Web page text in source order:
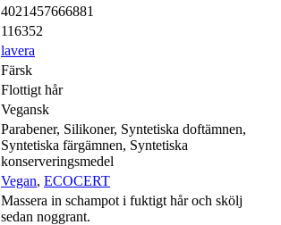
4021457666881
116352
lavera
Färsk
Flottigt hår
Vegansk
Parabener, Silikoner, Syntetiska doftämnen,
Syntetiska färgämnen, Syntetiska
konserveringsmedel
Vegan, ECOCERT
Massera in schampot i fuktigt hår och skölj
sedan noggrant.